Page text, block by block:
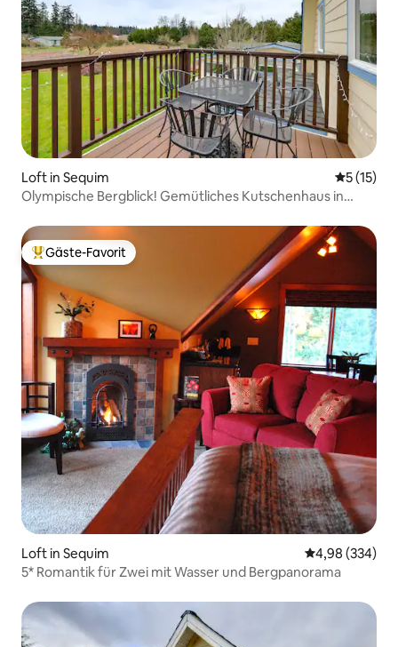
Loft in Sequim
5 (15)
Olympische Bergblick! Gemütliches Kutschenhaus in
Beliebter Gäste-Favorit.
Gäste-Favorit
Loft in Sequim
4,98 (334)
5* Romantik für Zwei mit Wasser und Bergpanorama